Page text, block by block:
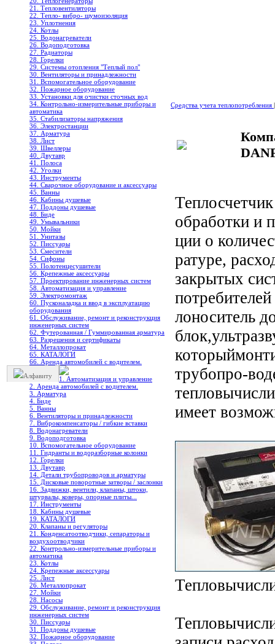
21. Тепловентиляторы
22. Тепло- вибро- шумоизоляция
23. Уплотнения
24. Котлы
25. Водонагреватели
26. Водоподготовка
27. Радиаторы
28. Горелки
29. Системы отопления "Теплый пол"
30. Вентиляторы и принадлежности
31. Вспомогательное оборудование
32. Пожарное оборудование
33. Установки для очистки сточных вод
34. Контрольно-измерительные приборы и
автоматика
35. Стабилизаторы напряжения
36. Электростанции
37. Арматура
38. Лист
39. Швеллеры
40. Двутавр
41. Полоса
42. Уголки
43. Инструменты
44. Сварочное оборудование и аксессуары
45. Ванны
46. Кабины душевые
47. Поддоны душевые
48. Биде
49. Умывальники
50. Мойки
51. Унитазы
52. Писсуары
53. Смесители
54. Сифоны
55. Полотенцесушители
56. Крепежные аксессуары
57. Проектирование инженерных систем
58. Автоматизация и управление
59. Электромонтаж
60. Пусконаладка и ввод в эксплуатацию
оборудования
61. Обслуживание, ремонт и реконструкция
инженерных систем
62. Футерованная / Гуммированная арматура
63. Разрешения и сертификаты
64. Металлопрокат
65. КАТАЛОГИ
66. Аренда автомобилей с водителем.
Алфавиту
1. Автоматизация и управление
2. Аренда автомобилей с водителем.
3. Арматура
4. Биде
5. Ванны
6. Вентиляторы и принадлежности
7. Виброкомпенсаторы / гибкие вставки
8. Водонагреватели
9. Водоподготовка
10. Вспомогательное оборудование
11. Гидранты и водоразборные колонки
12. Горелки
13. Двутавр
14. Детали трубопроводов и арматуры
15. Дисковые поворотные затворы / заслонки
16. Задвижки, вентили, клапаны, штоки,
штурвалы, коверы, опорные плиты...
17. Инструменты
18. Кабины душевые
19. КАТАЛОГИ
20. Клапаны и регуляторы
21. Конденсатоотводчики, сепараторы и
воздухоотводчики
22. Контрольно-измерительные приборы и
автоматика
23. Котлы
24. Крепежные аксессуары
25. Лист
26. Металлопрокат
27. Мойки
28. Насосы
29. Обслуживание, ремонт и реконструкция
инженерных систем
30. Писсуары
31. Поддоны душевые
32. Пожарное оборудование
Средства учета теплопотребления
обработки и
ции о
ратуре,
закрытых
лоноситель
трубопро-
имеет